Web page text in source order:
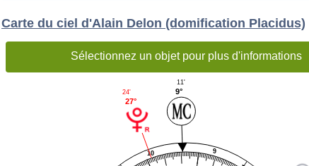
Carte du ciel d'Alain Delon (domification Placidus)
Sélectionnez un objet pour plus d'informations
9
10
9°
11'
27°
24'